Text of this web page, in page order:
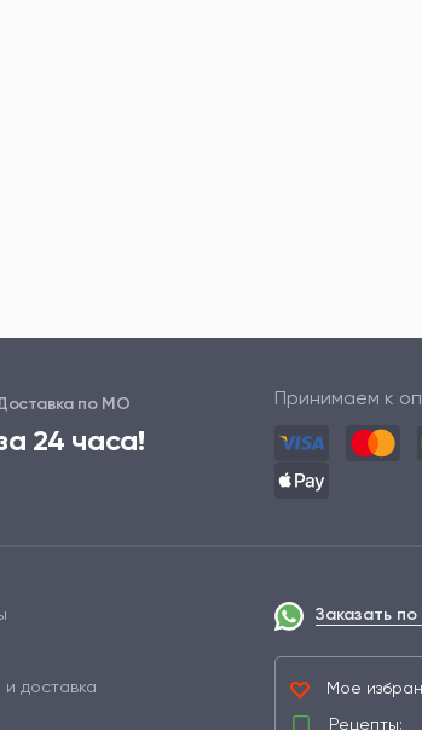
по МО
24 часа!
Принимаем к
доставка
Заказать
Мое
Рецепты: